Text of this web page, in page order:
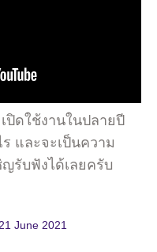
ปิดใช้งานในปลายปี
และจะเป็นความ
รับฟังได้เลยครับ
21 June 2021